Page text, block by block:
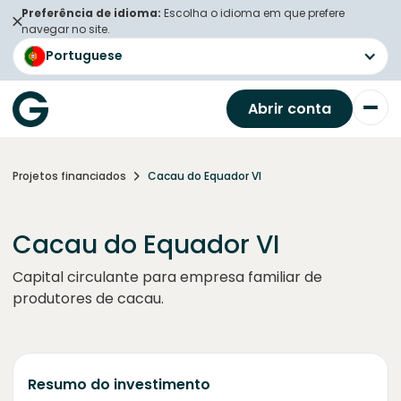
Preferência de idioma: Escolha o idioma em que prefere
navegar no site.
Portuguese
Abrir conta
Projetos financiados Cacau do Equador VI
Cacau do Equador VI
Capital circulante para empresa familiar de
produtores de cacau.
Resumo do investimento